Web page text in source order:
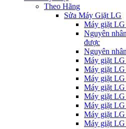
Theo Hãng
Sửa Máy Giặt LG
Máy giặt
Nguyên
được
Nguyên
Máy giặt
Máy giặt
Máy giặt LG
Máy giặt
Máy giặt
Máy giặt
Máy giặt
Máy giặt